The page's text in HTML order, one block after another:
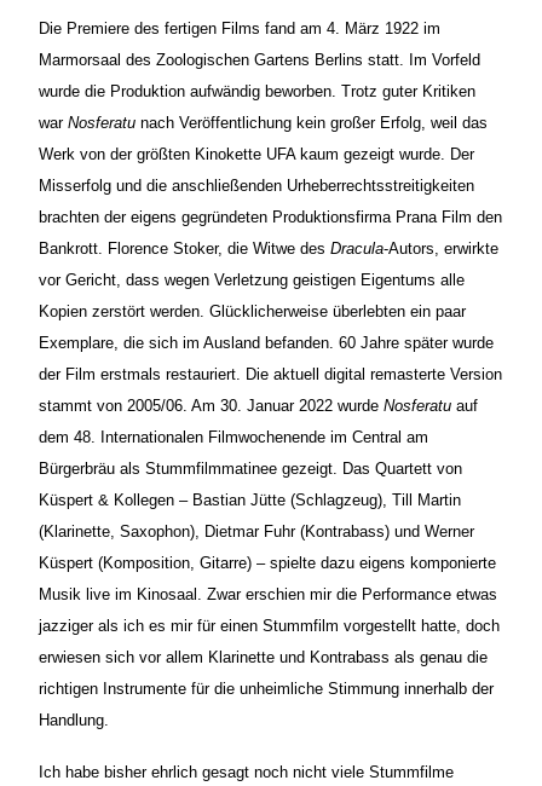
Die Premiere des fertigen Films fand am 4. März 1922 im
Marmorsaal des Zoologischen Gartens Berlins statt. Im Vorfeld
wurde die Produktion aufwändig beworben. Trotz guter Kritiken
war Nosferatu nach Veröffentlichung kein großer Erfolg, weil das
Werk von der größten Kinokette UFA kaum gezeigt wurde. Der
Misserfolg und die anschließenden Urheberrechtsstreitigkeiten
brachten der eigens gegründeten Produktionsfirma Prana Film den
Bankrott. Florence Stoker, die Witwe des Dracula-Autors, erwirkte
vor Gericht, dass wegen Verletzung geistigen Eigentums alle
Kopien zerstört werden. Glücklicherweise überlebten ein paar
Exemplare, die sich im Ausland befanden. 60 Jahre später wurde
der Film erstmals restauriert. Die aktuell digital remasterte Version
stammt von 2005/06. Am 30. Januar 2022 wurde Nosferatu auf
dem 48. Internationalen Filmwochenende im Central am
Bürgerbräu als Stummfilmmatinee gezeigt. Das Quartett von
Küspert & Kollegen – Bastian Jütte (Schlagzeug), Till Martin
(Klarinette, Saxophon), Dietmar Fuhr (Kontrabass) und Werner
Küspert (Komposition, Gitarre) – spielte dazu eigens komponierte
Musik live im Kinosaal. Zwar erschien mir die Performance etwas
jazziger als ich es mir für einen Stummfilm vorgestellt hatte, doch
erwiesen sich vor allem Klarinette und Kontrabass als genau die
richtigen Instrumente für die unheimliche Stimmung innerhalb der
Handlung.
Ich habe bisher ehrlich gesagt noch nicht viele Stummfilme